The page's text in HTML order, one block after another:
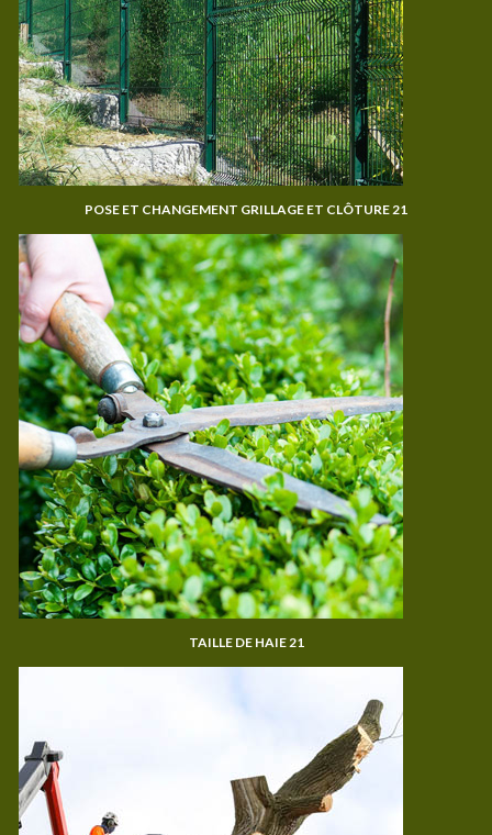
POSE ET CHANGEMENT GRILLAGE ET CLÔTURE 21
TAILLE DE HAIE 21